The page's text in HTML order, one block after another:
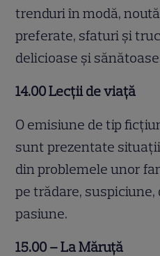
trenduri în modă,
preferate, sfaturi și
delicioase și
14.00 Lecții de viață
O emisiune de tip
sunt prezentate
din problemele unor
pe trădare,
pasiune.
15.00 – La Măruță